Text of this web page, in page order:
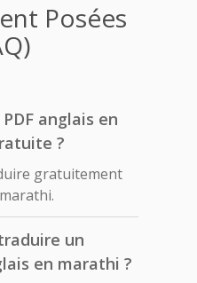
Posées
anglais en
?
gratuitement
un
en marathi ?